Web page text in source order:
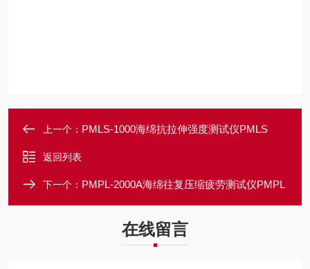
上一个： PMLS-1000海绵抗拉伸强度测试仪PMLS
返回列表
下一个： PMPL-2000A海绵往复压缩疲劳测试仪PMPL
在线留言